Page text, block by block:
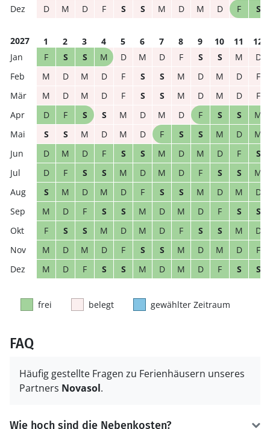
D
M D F S S M D M D F S
2027 1 2 3 4 5 6 7 8 9 10 11
12
F
S S M D M D F S S M
D
M
D M D F S S M D M D
F
M
D M D F S S M D M D
F
D
F S S M D M D F S S
M
S
S M D M D F S S M D
M
D
M D F S S M D M D F
S
D
F S S M D M D F S S
M
S
M D M D F S S M D M
D
M
D F S S M D M D F S
S
F
S S M D M D F S S M
D
M
D M D F S S M D M D
F
M
D F S S M D M D F S S
frei belegt gewählter Zeitraum
FAQ
Häufig gestellte Fragen zu Ferienhäusern unseres
Partners Novasol.
Wie hoch sind die Nebenkosten?